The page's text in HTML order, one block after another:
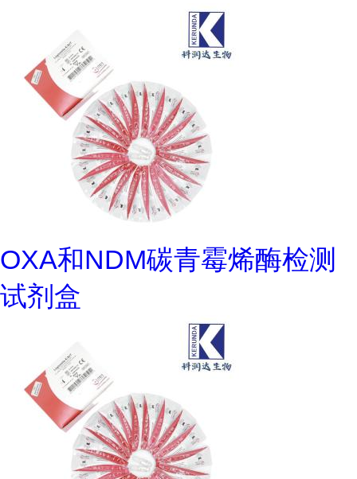
OXA和NDM碳青霉烯酶检测
试剂盒